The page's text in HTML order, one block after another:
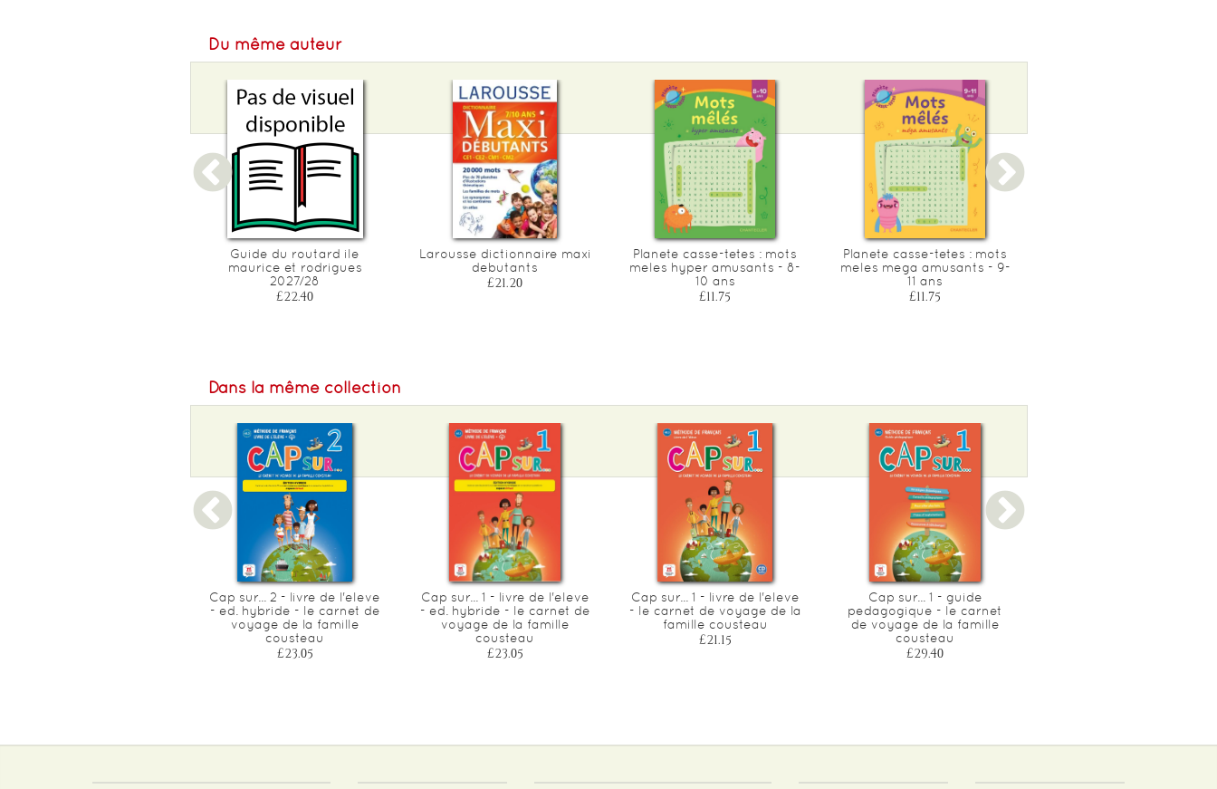
Du même auteur
Guide du routard ile
maurice et rodrigues
2027/28
£22.40
Larousse dictionnaire maxi
debutants
£21.20
Planete casse-tetes : mots
meles hyper amusants - 8-
10 ans
£11.75
Planete casse-tetes : mots
meles mega amusants - 9-
11 ans
£11.75
Dans la même collection
Cap sur... 2 - livre de l'eleve
- ed. hybride - le carnet de
voyage de la famille
cousteau
£23.05
Cap sur... 1 - livre de l'eleve
- ed. hybride - le carnet de
voyage de la famille
cousteau
£23.05
Cap sur... 1 - livre de l'eleve
- le carnet de voyage de la
famille cousteau
£21.15
Cap sur... 1 - guide
pedagogique - le carnet
de voyage de la famille
cousteau
£29.40